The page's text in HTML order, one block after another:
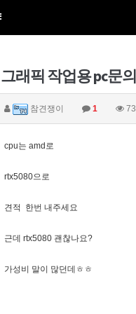
Toggle
그래픽 작업용 pc문의
참견쟁이 1
cpu는 amd로
rtx5080으로
견적 한번 내주세요
근데 rtx5080 괜찮나요?
가성비 말이 많던데ㅎㅎ